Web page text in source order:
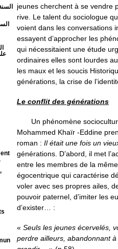
jeunes cherchent à se vendre
rive. Le talent du sociologue
voient dans les conversations
essayent d’approcher les
qui nécessitaient une étude
ordinaires elles sont lourdes
les maux et les soucis
générations, la crise de
Le conflit des générations
Un phénomène
Mohammed Khaïr -Eddine
roman : Il était une fois un
générations. D’abord, il met
entre les membres de la
égocentrique qui caractérise
voler avec ses propres ailes,
pouvoir paternel, d’imiter les
d’exister… :
« Seuls les jeunes écervelés,
perdre ailleurs, abandonnant